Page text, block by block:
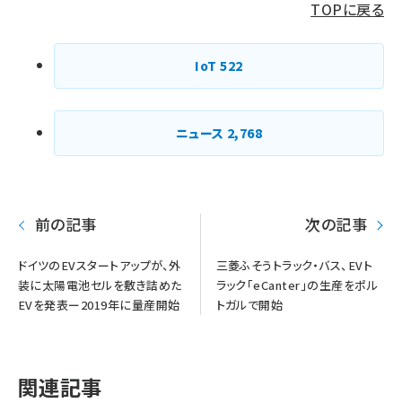
TOPに戻る
IoT522
ニュース 2,768
前の記事
ドイツのEVスタートアップが、外
装に太陽電池セルを敷き詰めた
EVを発表ー2019年に量産開始
次の記事
三菱ふそうトラック・バス、EVト
ラック「eCanter」の生産をポル
トガルで開始
関連記事